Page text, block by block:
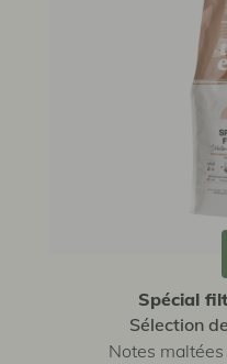
Spécial
Sélection
Notes